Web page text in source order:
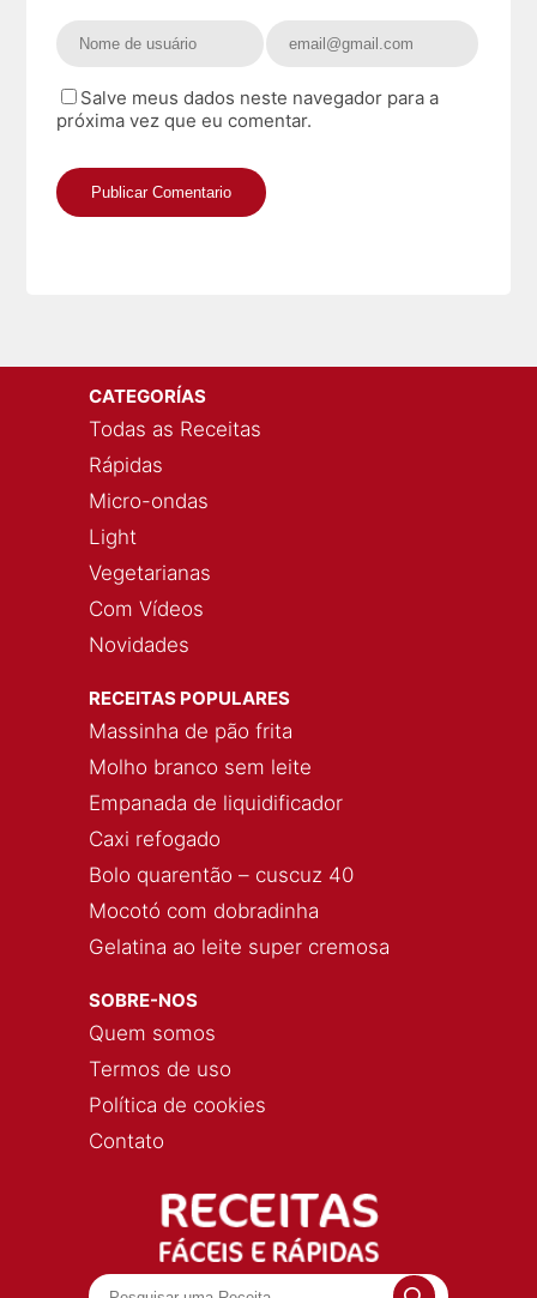
Salve meus dados neste navegador para a
próxima vez que eu comentar.
CATEGORÍAS
Todas as Receitas
Rápidas
Micro-ondas
Light
Vegetarianas
Com Vídeos
Novidades
RECEITAS POPULARES
Massinha de pão frita
Molho branco sem leite
Empanada de liquidificador
Caxi refogado
Bolo quarentão – cuscuz 40
Mocotó com dobradinha
Gelatina ao leite super cremosa
SOBRE-NOS
Quem somos
Termos de uso
Política de cookies
Contato